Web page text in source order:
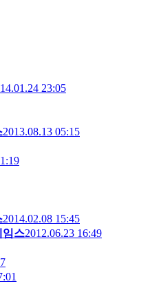
23:05
2013.08.13 05:15
2014.02.08 15:45
임스2012.06.23 16:49